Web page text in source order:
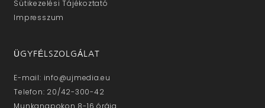
Sütikezelési Tájékoztató
Impresszum
ÜGYFÉLSZOLGÁLAT
E-mail: info@ujmedia.eu
Telefon: 20/42-300-42